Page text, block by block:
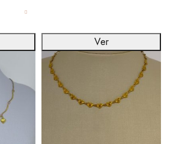
Ver